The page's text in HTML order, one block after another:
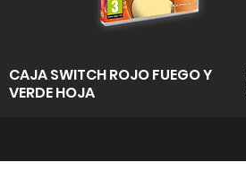
Vista rápida
CAJA SWITCH ROJO FUEGO Y
VERDE HOJA